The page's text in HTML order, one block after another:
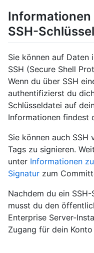
Informationen
SSH-
Sie können auf Daten
SSH (Secure Shell
Wenn du über SSH
authentifizierst du
Schlüsseldatei auf
Informationen findest
Sie können auch SSH
Tags zu signieren.
unter Informationen
Signatur zum
Nachdem du ein
musst du den
Enterprise Server-
Zugang für dein